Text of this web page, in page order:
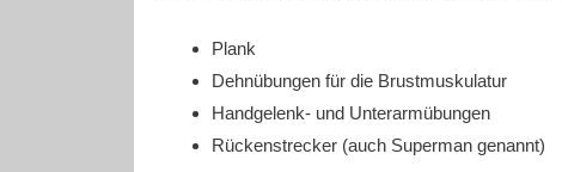
Plank
Dehnübungen für die Brustmuskulatur
Handgelenk- und Unterarmübungen
Rückenstrecker (auch Superman genannt)